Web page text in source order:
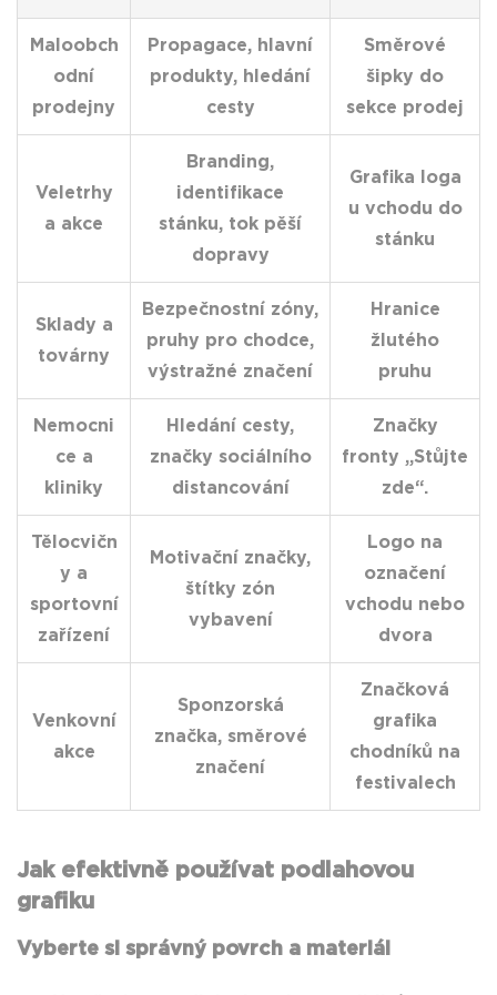
Maloobch
odní
prodejny
Propagace, hlavní
produkty, hledání
cesty
Směrové
šipky do
sekce prodej
Veletrhy
a akce
Branding,
identifikace
stánku, tok pěší
dopravy
Grafika loga
u vchodu do
stánku
Sklady a
továrny
Bezpečnostní zóny,
pruhy pro chodce,
výstražné značení
Hranice
žlutého
pruhu
Nemocni
ce a
kliniky
Hledání cesty,
značky sociálního
distancování
Značky
fronty „Stůjte
zde“.
Tělocvičn
y a
sportovní
zařízení
Motivační značky,
štítky zón
vybavení
Logo na
označení
vchodu nebo
dvora
Venkovní
akce
Sponzorská
značka, směrové
značení
Značková
grafika
chodníků na
festivalech
Jak efektivně používat podlahovou
grafiku
Vyberte si správný povrch a materiál